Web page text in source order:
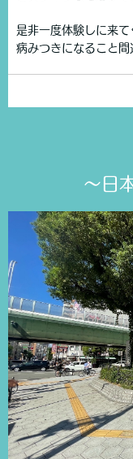
是非一度体験しに来
病みつきになること間
～日